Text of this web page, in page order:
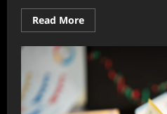
Read MoreRead
more
Wie
stärken
Unternehmen
Prozessqualität
klare
Zielsysteme?